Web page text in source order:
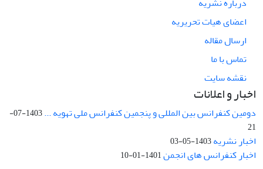
اعضای هیات تحریریه
ارسال مقاله
تماس با ما
نقشه سایت
اخبار و اعلانات
دومین کنفرانس بین المللی و پنجمین کنفرانس ملی تهویه ...
1403-07-
21
اخبار نشریه1403-05-03
اخبار کنفرانس های انجمن1401-01-10